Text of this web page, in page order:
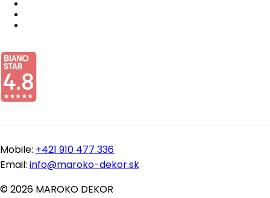
Mobile: +421 910 477 336
Email: info@maroko-dekor.sk
© 2026 MAROKO DEKOR